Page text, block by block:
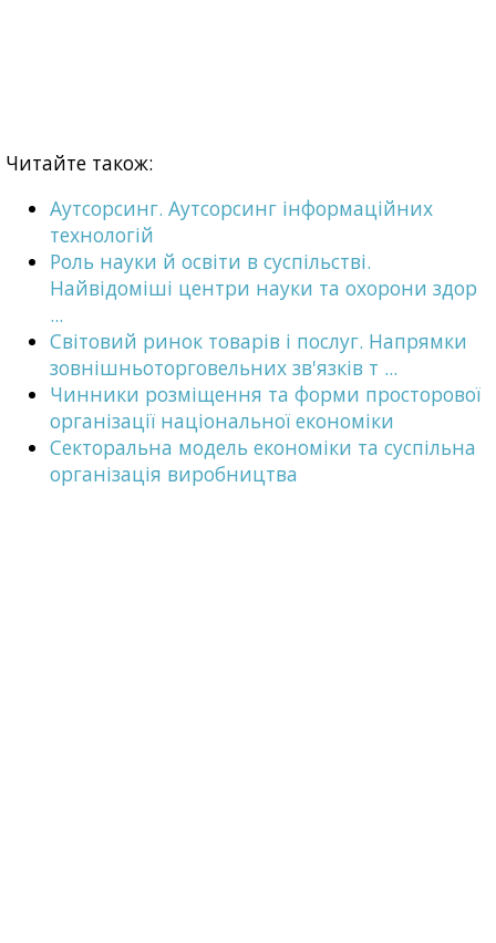
Читайте також:
Аутсорсинг. Аутсорсинг інформаційних
технологій
Роль науки й освіти в суспільстві.
Найвідоміші центри науки та охорони здор
...
Світовий ринок товарів і послуг. Напрямки
зовнішньоторговельних зв'язків т ...
Чинники розміщення та форми просторової
організації національної економіки
Секторальна модель економіки та суспільна
організація виробництва